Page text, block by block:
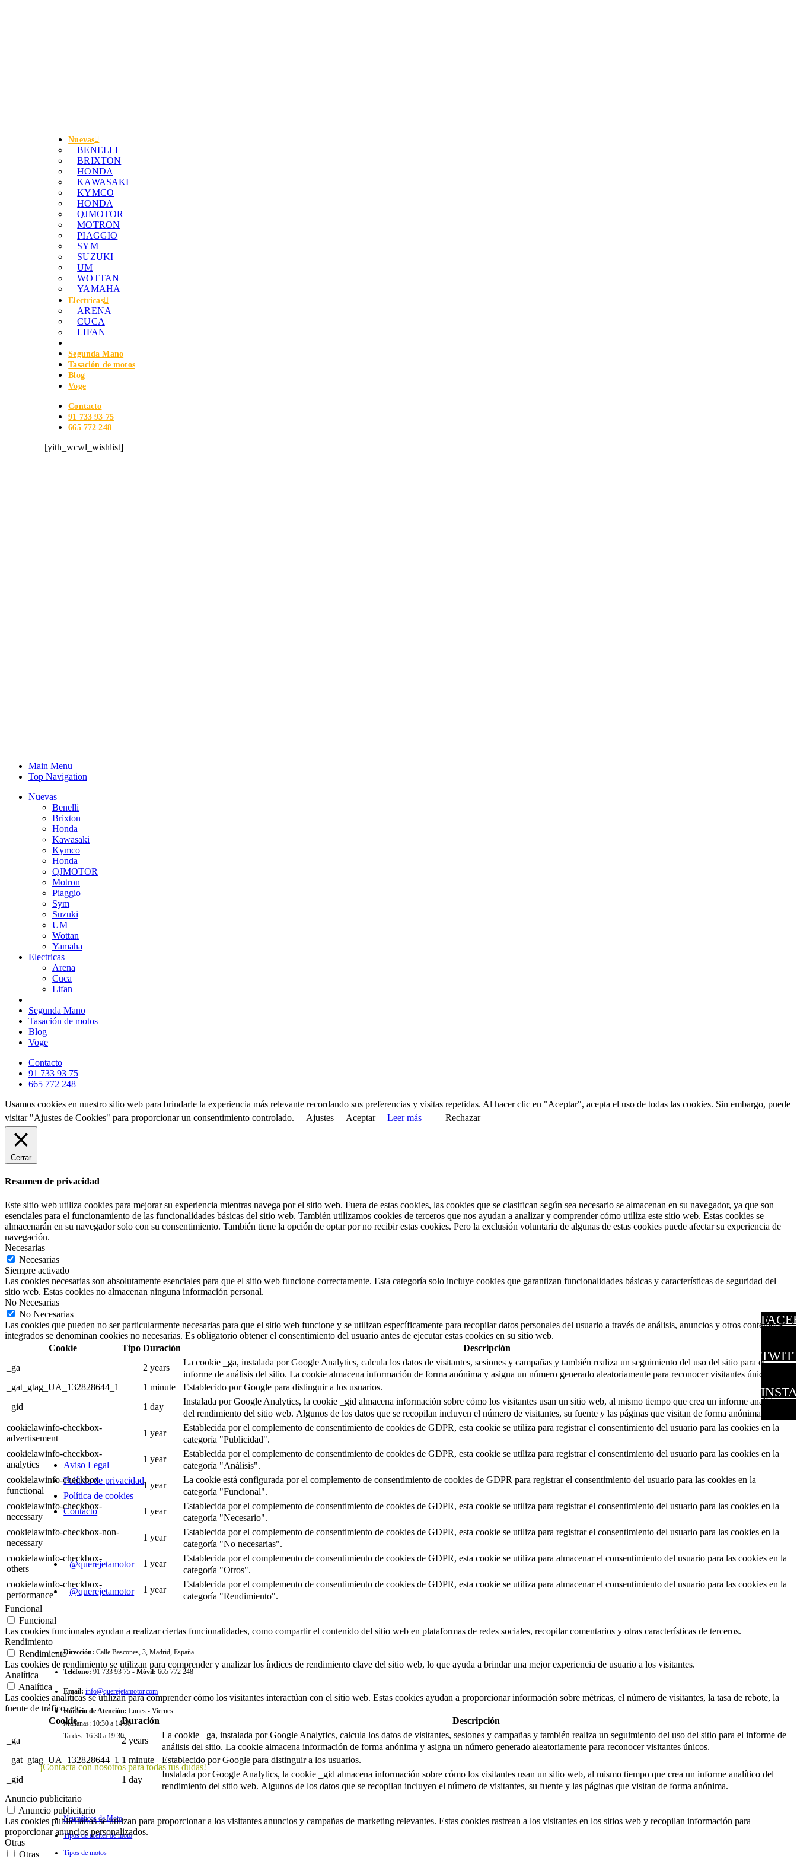
Nuevas
BENELLI
BRIXTON
HONDA
KAWASAKI
KYMCO
HONDA
QJMOTOR
MOTRON
PIAGGIO
SYM
SUZUKI
UM
WOTTAN
YAMAHA
Electricas
ARENA
CUCA
LIFAN
Segunda Mano
Tasación de motos
Blog
Voge
Contacto
91 733 93 75
665 772 248
[yith_wcwl_wishlist]
INFORMACIÓN
Aviso Legal
Política de privacidad
Política de cookies
Contacto
SIGUENOS
@querejetamotor
@querejetamotor
CONTACTO
Dirección: Calle Bascones, 3, Madrid, España
Teléfono: 91 733 93 75 -Móvil: 665 772 248
Email: info@querejetamotor.com
Horario de Atención: Lunes - Viernes:
Mañanas: 10:30 a 14:00
Tardes: 16:30 a 19:30
¡Contacta con nosotros para todas tus dudas!
Neumáticos de Moto
Tipos de aceites de moto
Tipos de motos
Main Menu
Top Navigation
Nuevas
Benelli
Brixton
Honda
Kawasaki
Kymco
Honda
QJMOTOR
Motron
Piaggio
Sym
Suzuki
UM
Wottan
Yamaha
Electricas
Arena
Cuca
Lifan
Segunda Mano
Tasación de motos
Blog
Voge
Contacto
91 733 93 75
665 772 248
Usamos cookies en nuestro sitio web para brindarle la experiencia más relevante recordando sus preferencias y visitas repetidas. Al hacer clic en "Aceptar", acepta el uso de todas las cookies. Sin embargo, puede
visitar "Ajustes de Cookies" para proporcionar un consentimiento controlado.
Ajustes Aceptar Leer más Rechazar
Cerrar
Resumen de privacidad
Este sitio web utiliza cookies para mejorar su experiencia mientras navega por el sitio web. Fuera de estas cookies, las cookies que se clasifican según sea necesario se almacenan en su navegador, ya que son
esenciales para el funcionamiento de las funcionalidades básicas del sitio web. También utilizamos cookies de terceros que nos ayudan a analizar y comprender cómo utiliza este sitio web. Estas cookies se
almacenarán en su navegador solo con su consentimiento. También tiene la opción de optar por no recibir estas cookies. Pero la exclusión voluntaria de algunas de estas cookies puede afectar su experiencia de
navegación.
Necesarias
Necesarias
Siempre activado
Las cookies necesarias son absolutamente esenciales para que el sitio web funcione correctamente. Esta categoría solo incluye cookies que garantizan funcionalidades básicas y características de seguridad del
sitio web. Estas cookies no almacenan ninguna información personal.
No Necesarias
No Necesarias
Las cookies que pueden no ser particularmente necesarias para que el sitio web funcione y se utilizan específicamente para recopilar datos personales del usuario a través de análisis, anuncios y otros contenidos
integrados se denominan cookies no necesarias. Es obligatorio obtener el consentimiento del usuario antes de ejecutar estas cookies en su sitio web.
Cookie
Tipo Duración
Descripción
_ga
2 years
La cookie _ga, instalada por Google Analytics, calcula los datos de visitantes, sesiones y campañas y también realiza un seguimiento del uso del sitio para el
informe de análisis del sitio. La cookie almacena información de forma anónima y asigna un número generado aleatoriamente para reconocer visitantes únicos.
_gat_gtag_UA_132828644_1
1 minute
Establecido por Google para distinguir a los usuarios.
_gid
1 day
Instalada por Google Analytics, la cookie _gid almacena información sobre cómo los visitantes usan un sitio web, al mismo tiempo que crea un informe analítico
del rendimiento del sitio web. Algunos de los datos que se recopilan incluyen el número de visitantes, su fuente y las páginas que visitan de forma anónima.
cookielawinfo-checkbox-
advertisement
1 year
Establecida por el complemento de consentimiento de cookies de GDPR, esta cookie se utiliza para registrar el consentimiento del usuario para las cookies en la
categoría "Publicidad".
cookielawinfo-checkbox-
analytics
1 year
Establecida por el complemento de consentimiento de cookies de GDPR, esta cookie se utiliza para registrar el consentimiento del usuario para las cookies en la
categoría "Análisis".
cookielawinfo-checkbox-
functional
1 year
La cookie está configurada por el complemento de consentimiento de cookies de GDPR para registrar el consentimiento del usuario para las cookies en la
categoría "Funcional".
cookielawinfo-checkbox-
necessary
1 year
Establecida por el complemento de consentimiento de cookies de GDPR, esta cookie se utiliza para registrar el consentimiento del usuario para las cookies en la
categoría "Necesario".
cookielawinfo-checkbox-non-
necessary
1 year
Establecida por el complemento de consentimiento de cookies de GDPR, esta cookie se utiliza para registrar el consentimiento del usuario para las cookies en la
categoría "No necesarias".
cookielawinfo-checkbox-
others
1 year
Establecida por el complemento de consentimiento de cookies de GDPR, esta cookie se utiliza para almacenar el consentimiento del usuario para las cookies en la
categoría "Otros".
cookielawinfo-checkbox-
performance
1 year
Establecida por el complemento de consentimiento de cookies de GDPR, esta cookie se utiliza para almacenar el consentimiento del usuario para las cookies en la
categoría "Rendimiento".
Funcional
Funcional
Las cookies funcionales ayudan a realizar ciertas funcionalidades, como compartir el contenido del sitio web en plataformas de redes sociales, recopilar comentarios y otras características de terceros.
Rendimiento
Rendimiento
Las cookies de rendimiento se utilizan para comprender y analizar los índices de rendimiento clave del sitio web, lo que ayuda a brindar una mejor experiencia de usuario a los visitantes.
Analítica
Analítica
Las cookies analíticas se utilizan para comprender cómo los visitantes interactúan con el sitio web. Estas cookies ayudan a proporcionar información sobre métricas, el número de visitantes, la tasa de rebote, la
fuente de tráfico, etc.
Cookie
Duración
Descripción
_ga
2 years
La cookie _ga, instalada por Google Analytics, calcula los datos de visitantes, sesiones y campañas y también realiza un seguimiento del uso del sitio para el informe de
análisis del sitio. La cookie almacena información de forma anónima y asigna un número generado aleatoriamente para reconocer visitantes únicos.
_gat_gtag_UA_132828644_1 1 minute
Establecido por Google para distinguir a los usuarios.
_gid
1 day
Instalada por Google Analytics, la cookie _gid almacena información sobre cómo los visitantes usan un sitio web, al mismo tiempo que crea un informe analítico del
rendimiento del sitio web. Algunos de los datos que se recopilan incluyen el número de visitantes, su fuente y las páginas que visitan de forma anónima.
Anuncio publicitario
Anuncio publicitario
Las cookies publicitarias se utilizan para proporcionar a los visitantes anuncios y campañas de marketing relevantes. Estas cookies rastrean a los visitantes en los sitios web y recopilan información para
proporcionar anuncios personalizados.
Otras
Otras